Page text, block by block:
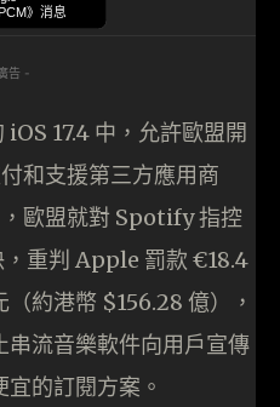
》消息
告 -
17.4 中，允許歐盟開
和支援第三方應用商
歐盟就對 Spotify 指控
重判 Apple 罰款 €18.4
約港幣 $156.28 億），
流音樂軟件向用戶宣傳
的訂閱方案。